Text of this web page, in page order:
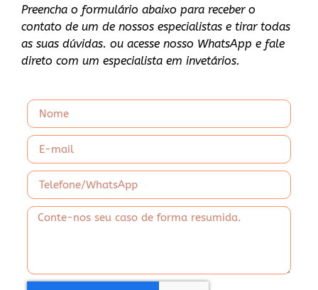
Preencha o formulário abaixo para receber o
contato de um de nossos especialistas e tirar todas
as suas dúvidas. ou acesse nosso WhatsApp e fale
direto com um especialista em invetários.